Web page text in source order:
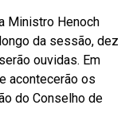
Ministro Henoch
da sessão, dez
ouvidas. Em
acontecerão os
do Conselho de